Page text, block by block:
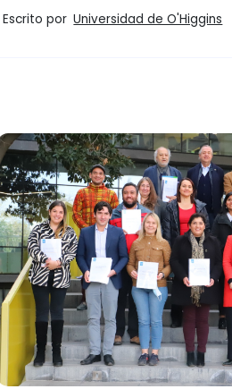
Escrito por Universidad de O'Higgins